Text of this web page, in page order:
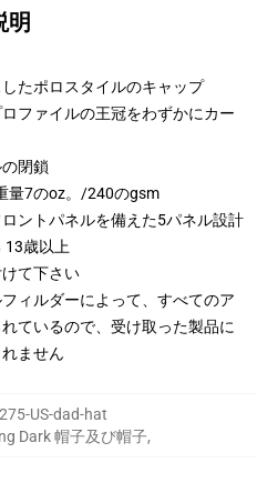
明
たポロスタイルのキャップ
ファイルの王冠をわずかにカー
閉鎖
量7のoz。/240のgsm
ントパネルを備えた5パネル設計
13歳以上
て下さい
ィルダーによって、すべてのア
ているので、受け取った製品に
ません
US-dad-hat
Dark 帽子及び帽子,